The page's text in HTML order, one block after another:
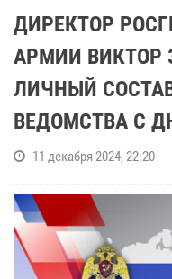
ДИРЕКТОР
АРМИИ ВИКТОР
ЛИЧНЫЙ
ВЕДОМСТВА С
11 декабря 2024, 22:20